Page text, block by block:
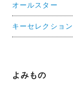
オールスター
キーセレクション
よみもの